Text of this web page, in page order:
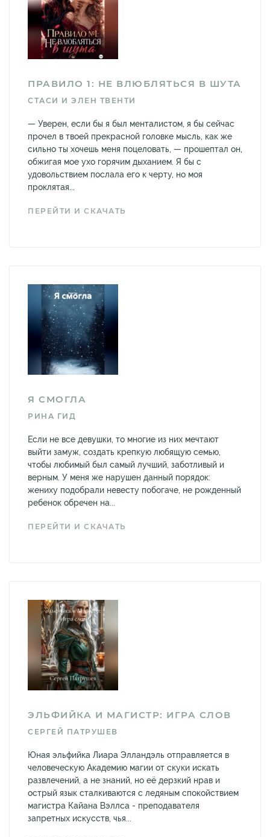
ПРАВИЛО 1: НЕ ВЛЮБЛЯТЬСЯ В ШУТА
СТАСИ И ЭЛЕН ТВЕНТИ
— Уверен, если бы я был менталистом, я бы сейчас
прочел в твоей прекрасной головке мысль, как же
сильно ты хочешь меня поцеловать, — прошептал он,
обжигая мое ухо горячим дыханием. Я бы с
удовольствием послала его к черту, но моя
проклятая...
ПЕРЕЙТИ И СКАЧАТЬ
Я СМОГЛА
РИНА ГИД
Если не все девушки, то многие из них мечтают
выйти замуж, создать крепкую любящую семью,
чтобы любимый был самый лучший, заботливый и
верным. У меня же нарушен данный порядок:
жениху подобрали невесту побогаче, не рожденный
ребенок обречен на...
ПЕРЕЙТИ И СКАЧАТЬ
ЭЛЬФИЙКА И МАГИСТР: ИГРА СЛОВ
СЕРГЕЙ ПАТРУШЕВ
Юная эльфийка Лиара Элландэль отправляется в
человеческую Академию магии от скуки искать
развлечений, а не знаний, но её дерзкий нрав и
острый язык сталкиваются с ледяным спокойствием
магистра Кайана Вэллса - преподавателя
запретных искусств, чья...